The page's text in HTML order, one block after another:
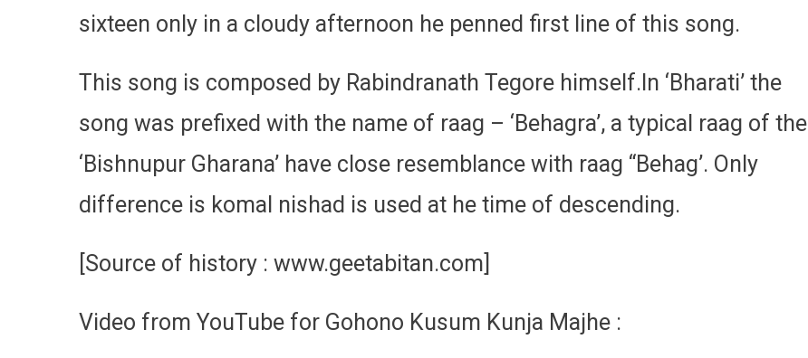
sixteen only in a cloudy afternoon he penned first line of this song.
This song is composed by Rabindranath Tegore himself.In ‘Bharati’ the
song was prefixed with the name of raag – ‘Behagra’, a typical raag of the
‘Bishnupur Gharana’ have close resemblance with raag “Behag’. Only
difference is komal nishad is used at he time of descending.
[Source of history : www.geetabitan.com]
Video from YouTube for Gohono Kusum Kunja Majhe :